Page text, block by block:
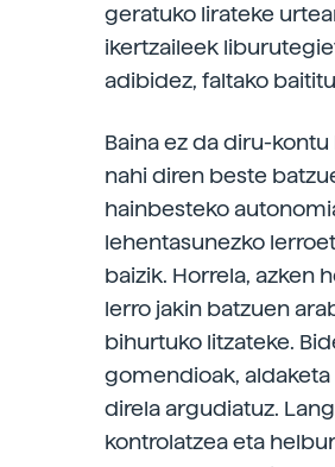
geratuko lirateke
ikertzaileek
adibidez, faltako
Baina ez da diru-
nahi diren beste
hainbesteko
lehentasunezko
baizik. Horrela, azken
lerro jakin batzuen
bihurtuko litzateke.
gomendioak,
direla argudiatuz.
kontrolatzea eta